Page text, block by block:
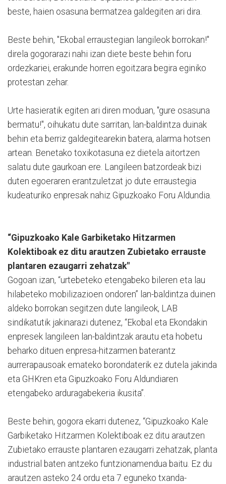
beste, haien osasuna bermatzea galdegiten ari dira.
Beste behin, "Ekobal erraustegian langileok borrokan!"
direla gogorarazi nahi izan diete beste behin foru
ordezkariei, erakunde horren egoitzara begira eginiko
protestan zehar.
Urte hasieratik egiten ari diren moduan, "gure osasuna
bermatu!", oihukatu dute sarritan, lan-baldintza duinak
behin eta berriz galdegitearekin batera, alarma hotsen
artean. Benetako toxikotasuna ez dietela aitortzen
salatu dute gaurkoan ere. Langileen batzordeak bizi
duten egoeraren erantzuletzat jo dute erraustegia
kudeaturiko enpresak nahiz Gipuzkoako Foru Aldundia.
“Gipuzkoako Kale Garbiketako Hitzarmen
Kolektiboak ez ditu arautzen Zubietako errauste
plantaren ezaugarri zehatzak"
Gogoan izan, “urtebeteko etengabeko bileren eta lau
hilabeteko mobilizazioen ondoren” lan-baldintza duinen
aldeko borrokan segitzen dute langileok, LAB
sindikatutik jakinarazi dutenez, “Ekobal eta Ekondakin
enpresek langileen lan-baldintzak arautu eta hobetu
beharko dituen enpresa-hitzarmen baterantz
aurrerapausoak emateko borondaterik ez dutela jakinda
eta GHKren eta Gipuzkoako Foru Aldundiaren
etengabeko arduragabekeria ikusita”.
Beste behin, gogora ekarri dutenez, “Gipuzkoako Kale
Garbiketako Hitzarmen Kolektiboak ez ditu arautzen
Zubietako errauste plantaren ezaugarri zehatzak, planta
industrial baten antzeko funtzionamendua baitu. Ez du
arautzen asteko 24 ordu eta 7 eguneko txanda-